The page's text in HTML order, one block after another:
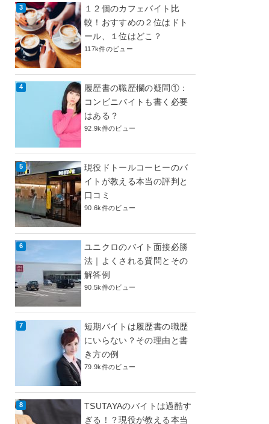
１２個のカフェバイト比
較！おすすめの２位はドト
ール、１位はどこ？
117k件のビュー
履歴書の職歴欄の疑問①：
コンビニバイトも書く必要
はある？
92.9k件のビュー
現役ドトールコーヒーのバ
イトが教える本当の評判と
口コミ
90.6k件のビュー
ユニクロのバイト面接必勝
法｜よくされる質問とその
解答例
90.5k件のビュー
短期バイトは履歴書の職歴
にいらない？その理由と書
き方の例
79.9k件のビュー
TSUTAYAのバイトは過酷す
ぎる！？現役が教える本当